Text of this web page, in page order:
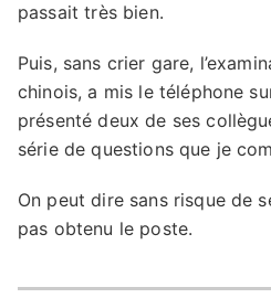
passait très bien.
Puis, sans crier gare,
chinois, a mis le téléphone
présenté deux de ses
série de questions que je
On peut dire sans risque de
pas obtenu le poste.